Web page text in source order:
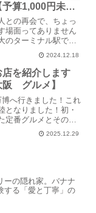
算1,000円未満
との再会で、ちょっ
場面ってありません
のターミナル駅で、
使用される新宿駅で
プレゼント・お土産
。大体予算は1,000円
..
2024.12.18
を紹介します
グルメ】
へ行きました！これ
となりました！初・
定番グルメとそのお
ひ、旅行等の参考に
つ日程は金土日の2泊
2025.12.29
ーの隠れ家。バナナ
する「愛と丁寧」の